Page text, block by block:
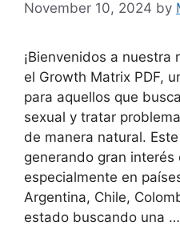
November 10, 2024 by
¡Bienvenidos a
el Growth Matrix PDF,
para aquellos que
sexual y tratar
de manera natural.
generando gran interés
especialmente en
Argentina, Chile,
estado buscando una …